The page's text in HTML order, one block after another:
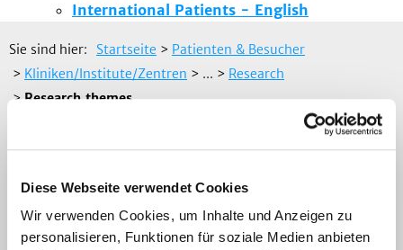
Diese Webseite verwendet Cookies
Wir verwenden Cookies, um Inhalte und Anzeigen zu
personalisieren, Funktionen für soziale Medien anbieten
International Patients - English
Sie sind hier: Startseite > Patienten & Besucher
> Kliniken/Institute/Zentren > ... > Research
>Research themes
Zurück
Research
themes